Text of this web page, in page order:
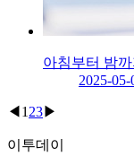
아침부터 밤
2025-
◀ 1 23▶
이투데이